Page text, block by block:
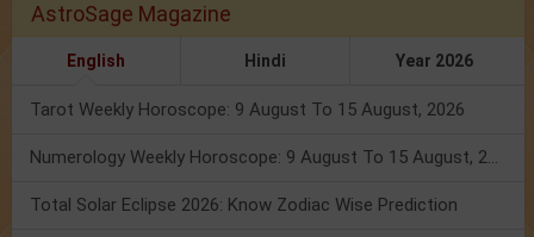
AstroSage Magazine
English Hindi Year 2026
Tarot Weekly Horoscope: 9 August To 15 August, 2026
Numerology Weekly Horoscope: 9 August To 15 August, 2026
Total Solar Eclipse 2026: Know Zodiac Wise Prediction